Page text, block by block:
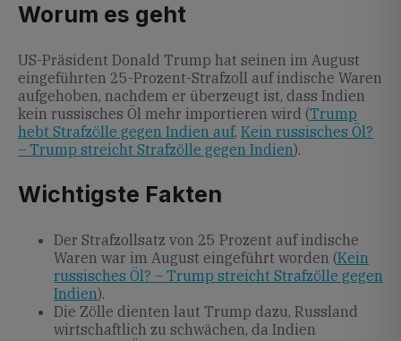
Worum es geht
US-Präsident Donald Trump hat seinen im August
eingeführten 25-Prozent-Strafzoll auf indische Waren
aufgehoben, nachdem er überzeugt ist, dass Indien
kein russisches Öl mehr importieren wird (Trump
hebt Strafzölle gegen Indien auf, Kein russisches Öl?
– Trump streicht Strafzölle gegen Indien).
Wichtigste Fakten
Der Strafzollsatz von 25 Prozent auf indische
Waren war im August eingeführt worden (Kein
russisches Öl? – Trump streicht Strafzölle gegen
Indien).
Die Zölle dienten laut Trump dazu, Russland
wirtschaftlich zu schwächen, da Indien